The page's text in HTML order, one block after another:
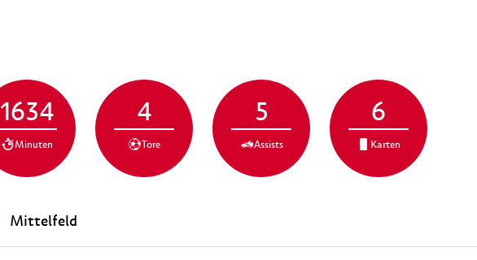
1634
Minuten
4
Tore
5
Assists
6
Karten
Mittelfeld